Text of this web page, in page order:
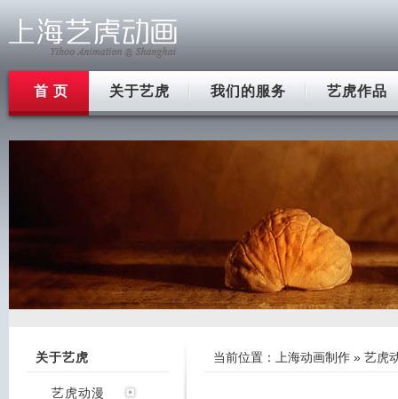
首 页 关于艺虎 我们的服务 艺虎作品
关于艺虎
艺虎动漫
当前位置： 上海动画制作 » 艺虎